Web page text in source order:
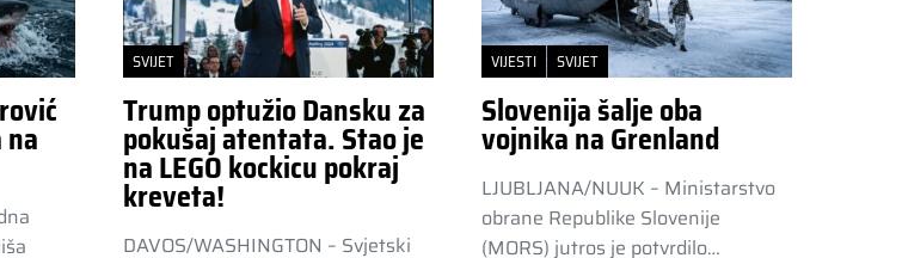
SVIJET
Trump optužio Dansku za
pokušaj atentata. Stao je
na LEGO kockicu pokraj
kreveta!
DAVOS/WASHINGTON – Svjetski
VIJESTI SVIJET
Slovenija šalje oba
vojnika na Grenland
LJUBLJANA/NUUK – Ministarstvo
obrane Republike Slovenije
(MORS) jutros je potvrdilo…